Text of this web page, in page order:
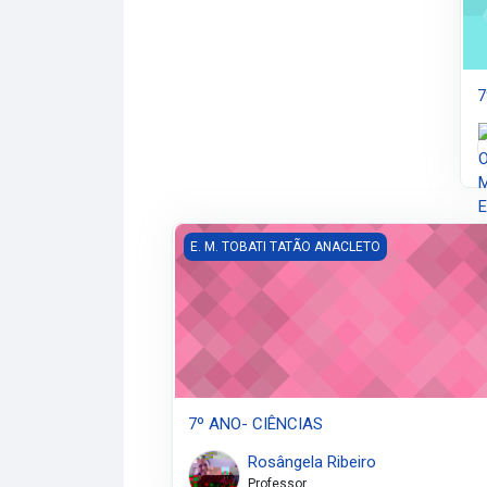
7º ANO- CIÊNCIAS
E. M. TOBATI TATÃO ANACLETO
7º ANO- CIÊNCIAS
Rosângela Ribeiro
Professor